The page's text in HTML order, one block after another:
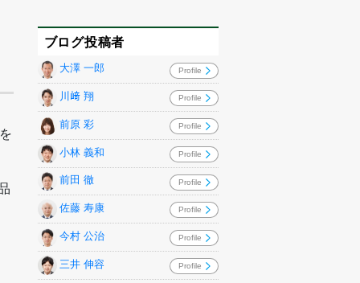
ブログ投稿者
大澤 一郎 Profile
川﨑 翔 Profile
前原 彩 Profile
小林 義和 Profile
前田 徹 Profile
佐藤 寿康 Profile
今村 公治 Profile
三井 伸容 Profile